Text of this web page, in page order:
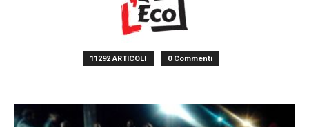
11292 ARTICOLI 0 Commenti